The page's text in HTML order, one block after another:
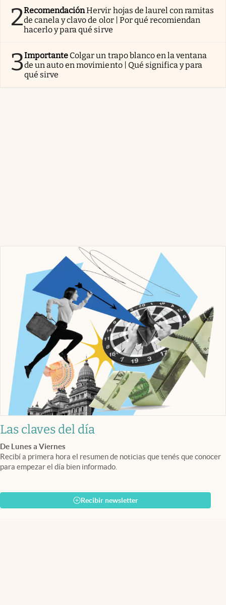
2RecomendaciónHervir hojas de laurel con ramitas
de canela y clavo de olor | Por qué recomiendan
hacerlo y para qué sirve
3Importante Colgar un trapo blanco en la ventana
de un auto en movimiento | Qué significa y para
qué sirve
Las claves del día
De Lunes a Viernes
Recibí a primera hora el resumen de noticias que tenés que conocer
para empezar el día bien informado.
Recibir newsletter